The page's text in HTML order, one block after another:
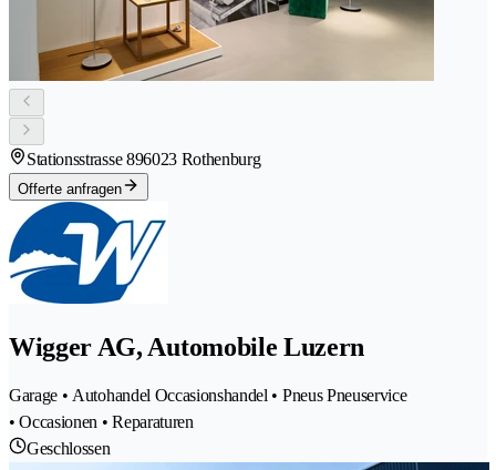
Stationsstrasse 896023 Rothenburg
Offerte anfragen
Wigger AG, Automobile Luzern
Garage • Autohandel Occasionshandel • Pneus Pneuservice
• Occasionen • Reparaturen
Geschlossen